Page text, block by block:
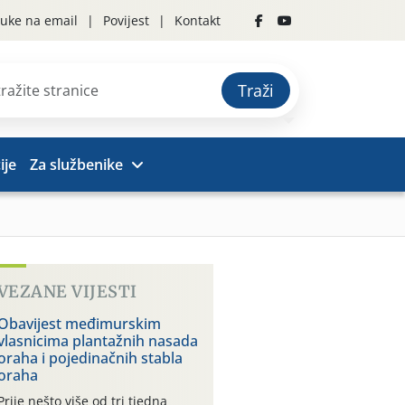
na email Povijest Kontakt
Traži
Za službenike
VIJESTI
međimurskim
plantažnih nasada
i pojedinačnih stabla
nešto više od tri tjedna